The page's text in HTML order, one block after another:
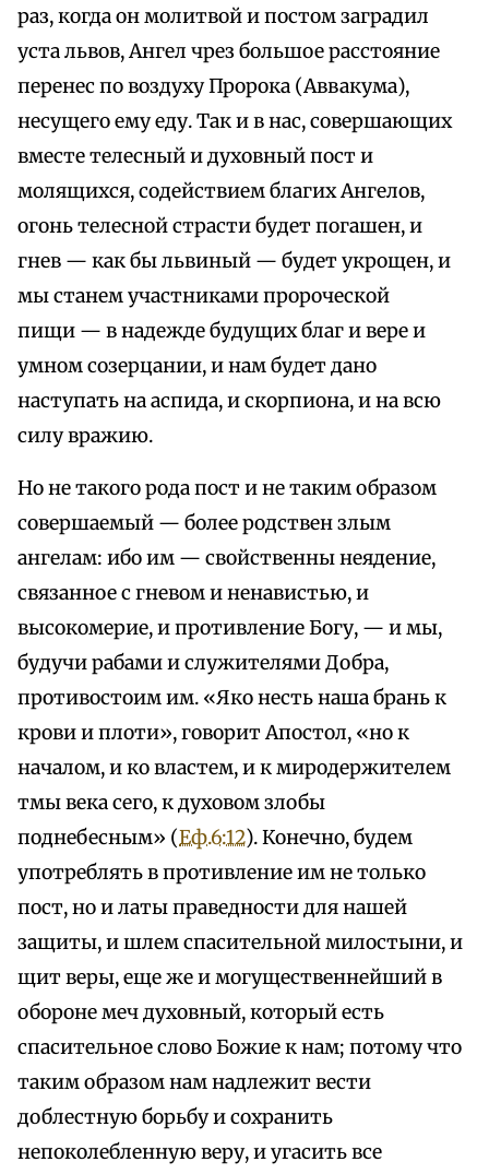
раз, когда он молитвой и постом заградил
уста львов, Ангел чрез большое расстояние
перенес по воздуху Пророка (Аввакума),
несущего ему еду. Так и в нас, совершающих
вместе телесный и духовный пост и
молящихся, содействием благих Ангелов,
огонь телесной страсти будет погашен, и
гнев — как бы львиный — будет укрощен, и
мы станем участниками пророческой
пищи — в надежде будущих благ и вере и
умном созерцании, и нам будет дано
наступать на аспида, и скорпиона, и на всю
силу вражию.
Но не такого рода пост и не таким образом
совершаемый — более родствен злым
ангелам: ибо им — свойственны неядение,
связанное с гневом и ненавистью, и
высокомерие, и противление Богу, — и мы,
будучи рабами и служителями Добра,
противостоим им. «Яко несть наша брань к
крови и плоти», говорит Апостол, «но к
началом, и ко властем, и к миродержителем
тмы века сего, к духовом злобы
поднебесным» (Еф.6:12). Конечно, будем
употреблять в противление им не только
пост, но и латы праведности для нашей
защиты, и шлем спасительной милостыни, и
щит веры, еще же и могущественнейший в
обороне меч духовный, который есть
спасительное слово Божие к нам; потому что
таким образом нам надлежит вести
доблестную борьбу и сохранить
непоколебленную веру, и угасить все